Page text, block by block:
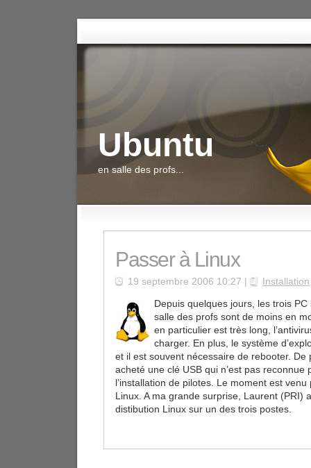
Ubuntu
en salle des profs...
Passer à Linux
19 septembre 2006 10:27 | Installation
Depuis quelques jours, les trois
salle des profs sont de moins en
en particulier est très long,
charger. En plus, le système
et il est souvent nécessaire de rebooter. De
acheté une clé USB qui n’est pas reconnue
l’installation de pilotes. Le moment est
Linux. A ma grande surprise, Laurent (PRI)
distibution Linux sur un des trois postes.